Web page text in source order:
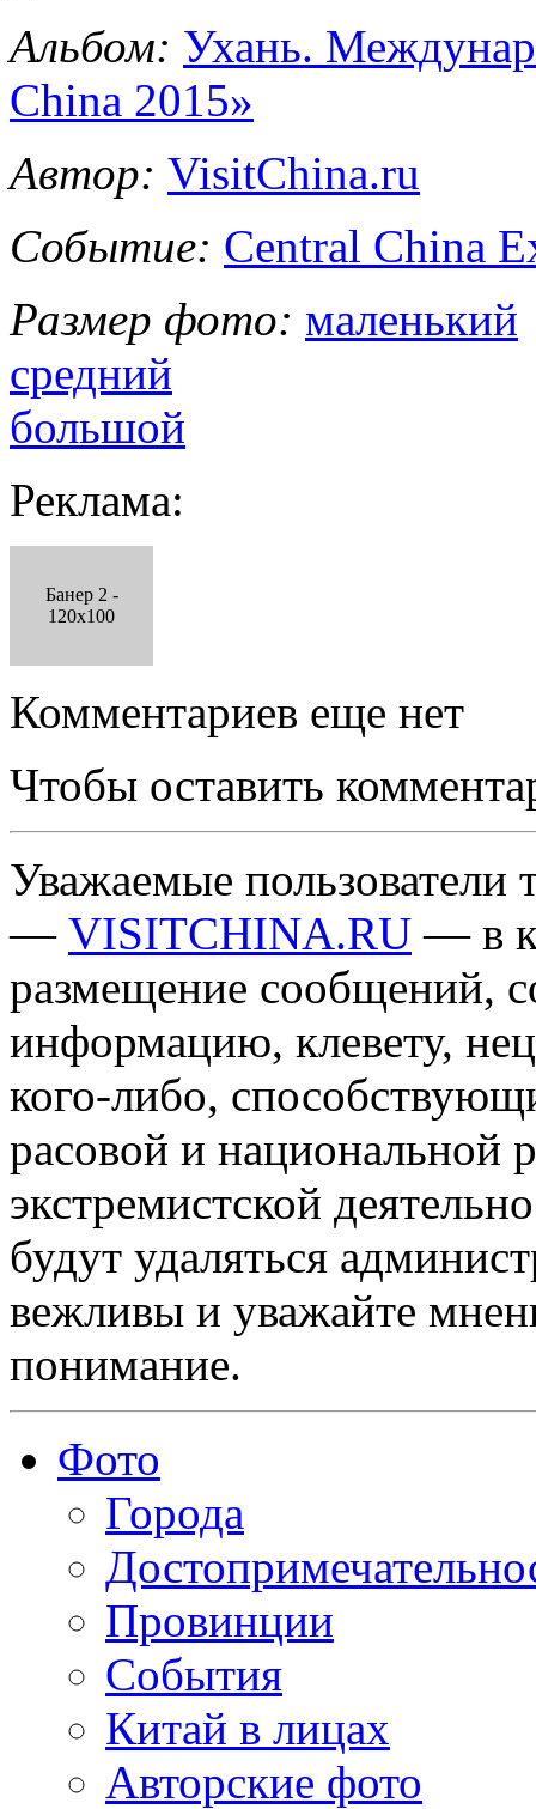
Альбом: Ухань.
China 2015»
Автор: VisitChina.ru
Событие: Central China
Размер фото: маленький
средний
большой
Реклама:
Банер 2 -
120x100
Комментариев еще нет
Чтобы оставить
Уважаемые пользователи
— VISITCHINA.RU — в
размещение сообщений,
информацию, клевету,
кого-либо,
расовой и национальной
экстремистской
будут удаляться
вежливы и уважайте
понимание.
Фото
Города
Провинции
События
Китай в лицах
Авторские фото